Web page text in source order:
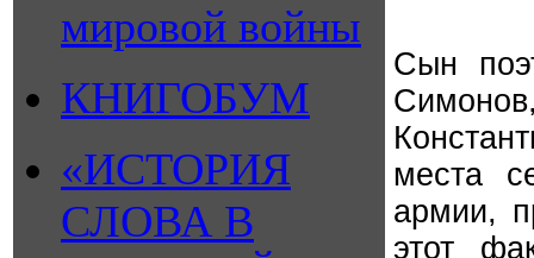
мировой войны
КНИГОБУМ
«ИСТОРИЯ
СЛОВА В
Сын
места
армии,
этот